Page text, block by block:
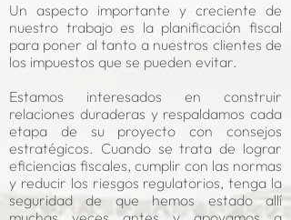
Un aspecto importante y creciente de
nuestro trabajo es la planificación fiscal
para poner al tanto a nuestros clientes de
los impuestos que se pueden evitar.
Estamos interesados en construir
relaciones duraderas y respaldamos cada
etapa de su proyecto con consejos
estratégicos. Cuando se trata de lograr
eficiencias fiscales, cumplir con las normas
y reducir los riesgos regulatorios, tenga la
seguridad de que hemos estado allí